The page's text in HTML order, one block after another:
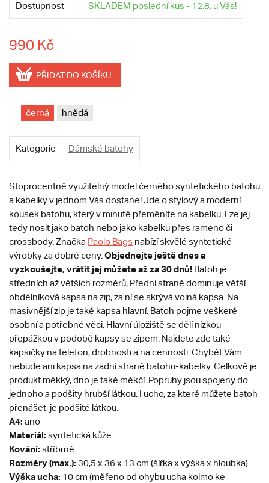
Dostupnost SKLADEM poslední kus - 12.8. u Vás!
990 Kč
PŘIDAT DO KOŠÍKU
černá hnědá
Kategorie Dámské batohy
Stoprocentně využitelný model černého syntetického batohu
a kabelky v jednom Vás dostane! Jde o stylový a moderní
kousek batohu, který v minutě přeměníte na kabelku. Lze jej
tedy nosit jako batoh nebo jako kabelku přes rameno či
crossbody. Značka Paolo Bags nabízí skvělé syntetické
výrobky za dobré ceny. Objednejte ještě dnes a
vyzkoušejte, vrátit jej můžete až za 30 dnů! Batoh je
středních až větších rozměrů, Přední straně dominuje větší
obdélníková kapsa na zip, za ní se skrývá volná kapsa. Na
masivnější zip je také kapsa hlavní. Batoh pojme veškeré
osobní a potřebné věci. Hlavní úložiště se dělí nízkou
přepážkou v podobě kapsy se zipem. Najdete zde také
kapsičky na telefon, drobnosti a na cennosti. Chybět Vám
nebude ani kapsa na zadní straně batohu-kabelky. Celkově je
produkt měkký, dno je také měkčí. Popruhy jsou spojeny do
jednoho a podšity hrubší látkou. I ucho, za které můžete batoh
přenášet, je podšité látkou.
A4: ano
Materiál: syntetická kůže
Kování: stříbrné
Rozměry (max.): 30,5 x 36 x 13 cm (šířka x výška x hloubka)
Výška ucha: 10 cm (měřeno od ohybu ucha kolmo ke